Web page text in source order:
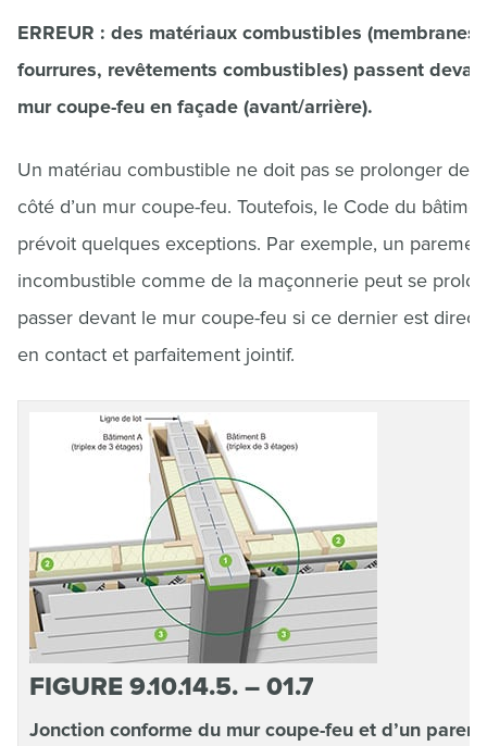
ERREUR : des matériaux combustibles (membranes,
fourrures, revêtements combustibles) passent
mur coupe-feu en façade (avant/arrière).
Un matériau combustible ne doit pas se prolonger de
côté d’un mur coupe-feu. Toutefois, le Code du
prévoit quelques exceptions. Par exemple, un
incombustible comme de la maçonnerie peut se
passer devant le mur coupe-feu si ce dernier est
en contact et parfaitement jointif.
FIGURE 9.10.14.5. – 01.7
Jonction conforme du mur coupe-feu et d’un